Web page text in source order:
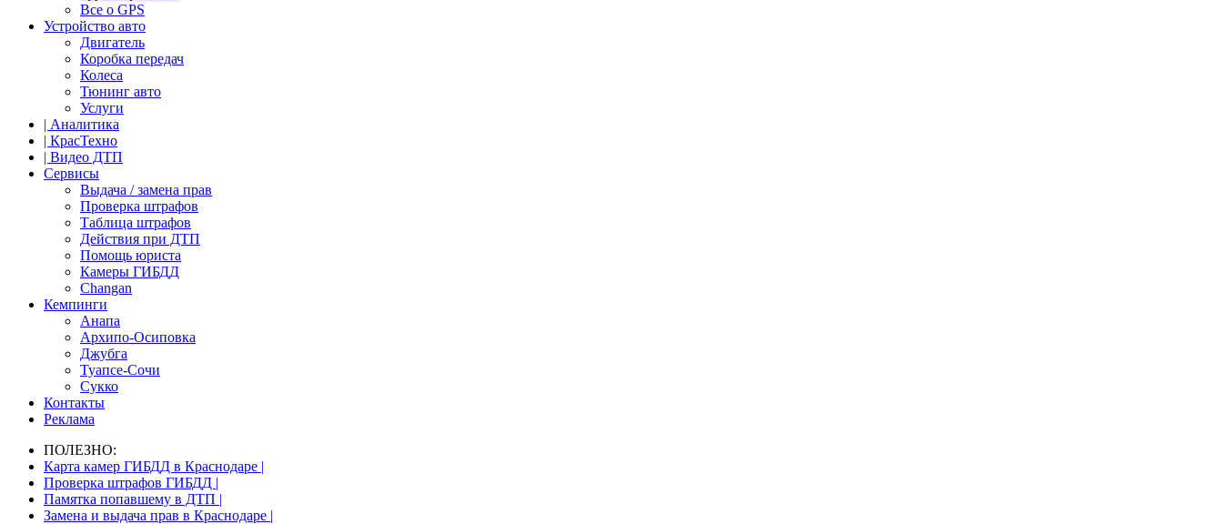
Все о GPS
Устройство авто
Двигатель
Коробка передач
Колеса
Тюнинг авто
Услуги
| Аналитика
| КрасТехно
| Видео ДТП
Сервисы
Выдача / замена прав
Проверка штрафов
Таблица штрафов
Действия при ДТП
Помощь юриста
Камеры ГИБДД
Сhangan
Кемпинги
Анапа
Архипо-Осиповка
Джубга
Туапсе-Сочи
Сукко
Контакты
Реклама
ПОЛЕЗНО:
Карта камер ГИБДД в Краснодаре |
Проверка штрафов ГИБДД |
Памятка попавшему в ДТП |
Замена и выдача прав в Краснодаре |